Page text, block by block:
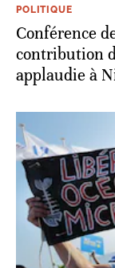
POLITIQUE
Conférence
contribution
applaudie à